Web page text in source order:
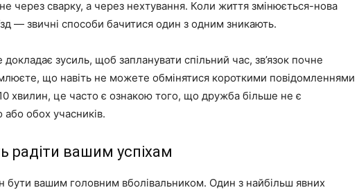
через сварку, а через нехтування. Коли життя змінюється-нова
— звичні способи бачитися один з одним зникають.
зусиль, щоб запланувати спільний час, зв’язок почне
що навіть не можете обмінятися короткими повідомленнями
хвилин, це часто є ознакою того, що дружба більше не є
обох учасників.
радіти вашим успіхам
бути вашим головним вболівальником. Один з найбільш явних